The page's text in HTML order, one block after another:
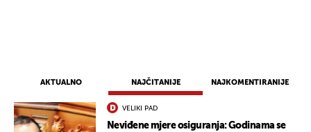
AKTUALNO NAJČITANIJE NAJKOMENTIRANIJE
VELIKI PAD
Neviđene mjere osiguranja: Godinama se